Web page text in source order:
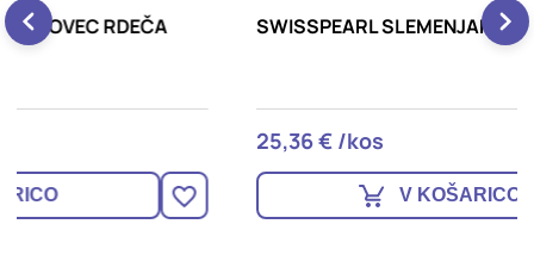
SWISSPEARL SLEMENJAK ANHOVO V8-SA SIV